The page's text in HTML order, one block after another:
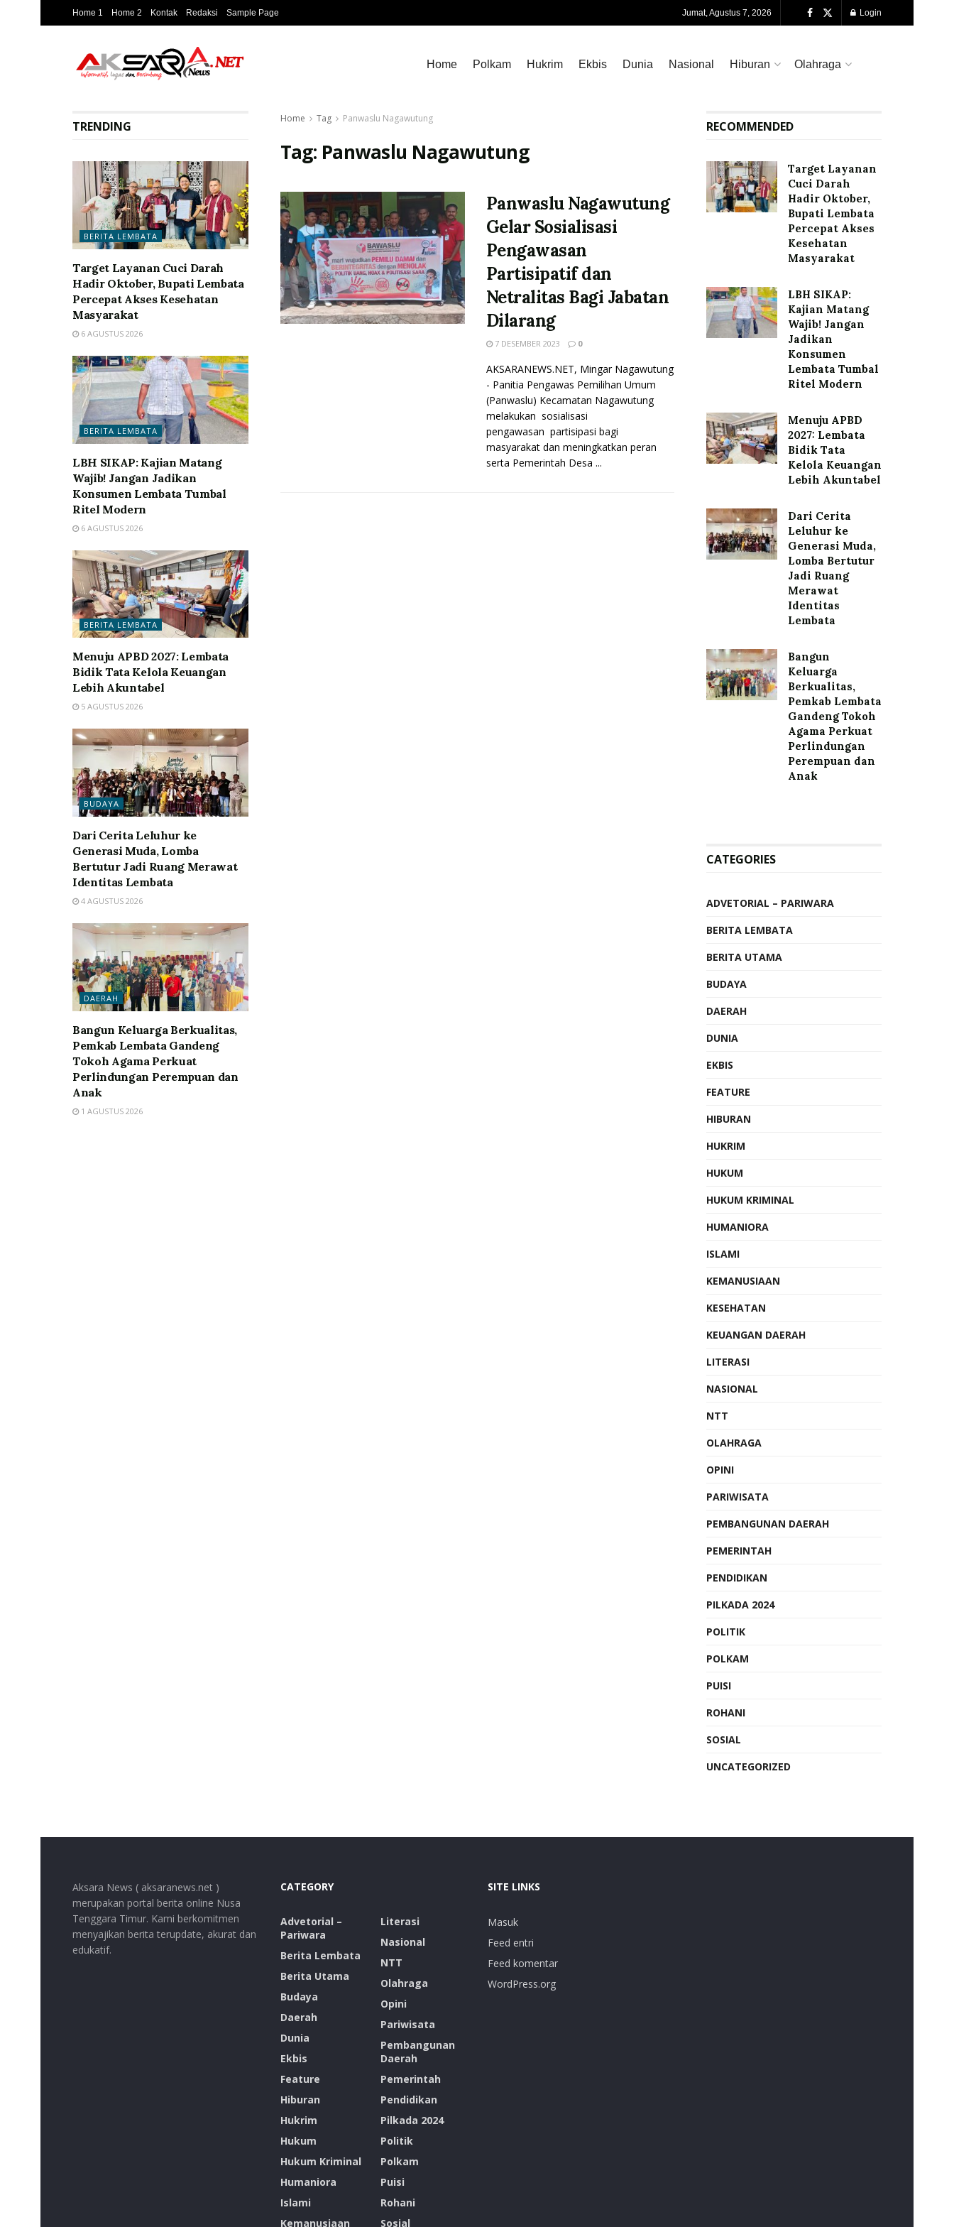
Home 1 Home 2 Kontak Redaksi Sample Page Jumat, Agustus 7, 2026 Login
Home Polkam Hukrim Ekbis Dunia Nasional Hiburan Olahraga
Home Tag Panwaslu Nagawutung
Tag: Panwaslu Nagawutung
Panwaslu Nagawutung
Gelar Sosialisasi
Pengawasan
Partisipatif dan
Netralitas Bagi Jabatan
Dilarang
7 DESEMBER 2023 0
AKSARANEWS.NET, Mingar Nagawutung
- Panitia Pengawas Pemilihan Umum
(Panwaslu) Kecamatan Nagawutung
melakukan sosialisasi
pengawasan partisipasi bagi
masyarakat dan meningkatkan peran
serta Pemerintah Desa ...
TRENDING
BERITA LEMBATA
Target Layanan Cuci Darah
Hadir Oktober, Bupati Lembata
Percepat Akses Kesehatan
Masyarakat
6 AGUSTUS 2026
BERITA LEMBATA
LBH SIKAP: Kajian Matang
Wajib! Jangan Jadikan
Konsumen Lembata Tumbal
Ritel Modern
6 AGUSTUS 2026
BERITA LEMBATA
Menuju APBD 2027: Lembata
Bidik Tata Kelola Keuangan
Lebih Akuntabel
5 AGUSTUS 2026
BUDAYA
Dari Cerita Leluhur ke
Generasi Muda, Lomba
Bertutur Jadi Ruang Merawat
Identitas Lembata
4 AGUSTUS 2026
DAERAH
Bangun Keluarga Berkualitas,
Pemkab Lembata Gandeng
Tokoh Agama Perkuat
Perlindungan Perempuan dan
Anak
1 AGUSTUS 2026
RECOMMENDED
Target Layanan
Cuci Darah
Hadir Oktober,
Bupati Lembata
Percepat Akses
Kesehatan
Masyarakat
LBH SIKAP:
Kajian Matang
Wajib! Jangan
Jadikan
Konsumen
Lembata Tumbal
Ritel Modern
Menuju APBD
2027: Lembata
Bidik Tata
Kelola Keuangan
Lebih Akuntabel
Dari Cerita
Leluhur ke
Generasi Muda,
Lomba Bertutur
Jadi Ruang
Merawat
Identitas
Lembata
Bangun
Keluarga
Berkualitas,
Pemkab Lembata
Gandeng Tokoh
Agama Perkuat
Perlindungan
Perempuan dan
Anak
CATEGORIES
ADVETORIAL – PARIWARA
BERITA LEMBATA
BERITA UTAMA
BUDAYA
DAERAH
DUNIA
EKBIS
FEATURE
HIBURAN
HUKRIM
HUKUM
HUKUM KRIMINAL
HUMANIORA
ISLAMI
KEMANUSIAAN
KESEHATAN
KEUANGAN DAERAH
LITERASI
NASIONAL
NTT
OLAHRAGA
OPINI
PARIWISATA
PEMBANGUNAN DAERAH
PEMERINTAH
PENDIDIKAN
PILKADA 2024
POLITIK
POLKAM
PUISI
ROHANI
SOSIAL
UNCATEGORIZED
Aksara News ( aksaranews.net )
merupakan portal berita online Nusa
Tenggara Timur. Kami berkomitmen
menyajikan berita terupdate, akurat dan
edukatif.
CATEGORY
Advetorial –
Pariwara
Berita Lembata
Berita Utama
Budaya
Daerah
Dunia
Ekbis
Feature
Hiburan
Hukrim
Hukum
Hukum Kriminal
Humaniora
Islami
Kemanusiaan
Literasi
Nasional
NTT
Olahraga
Opini
Pariwisata
Pembangunan
Daerah
Pemerintah
Pendidikan
Pilkada 2024
Politik
Polkam
Puisi
Rohani
Sosial
SITE LINKS
Masuk
Feed entri
Feed komentar
WordPress.org